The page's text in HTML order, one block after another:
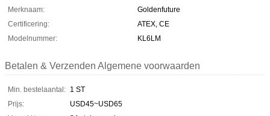
Merknaam:
Goldenfuture
Certificering:
ATEX, CE
Modelnummer:
KL6LM
Betalen & Verzenden Algemene voorwaarden
Min. bestelaantal: 1 ST
Prijs:
USD45~USD65